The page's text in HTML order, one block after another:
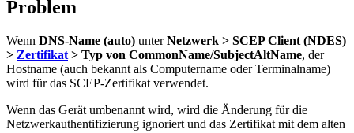
Problem
Wenn DNS-Name (auto) unterNetzwerk > SCEP Client (NDES)
> Zertifikat > Typ von CommonName/SubjectAltName, der
Hostname (auch bekannt als Computername oder Terminalname)
wird für das SCEP-Zertifikat verwendet.
Wenn das Gerät umbenannt wird, wird die Änderung für die
Netzwerkauthentifizierung ignoriert und das Zertifikat mit dem alten